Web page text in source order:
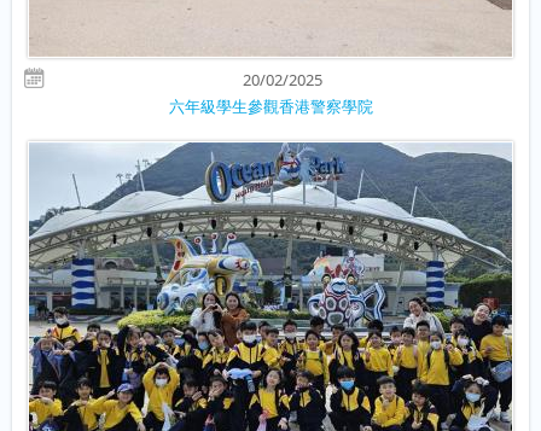
20/02/2025
六年級學生參觀香港警察學院